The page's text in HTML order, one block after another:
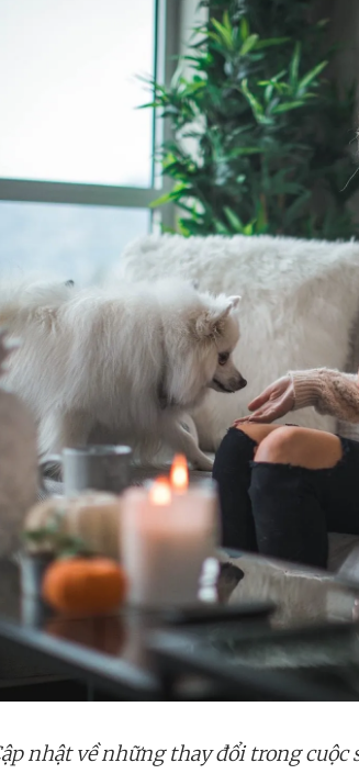
nhật về những thay đổi trong cuộc